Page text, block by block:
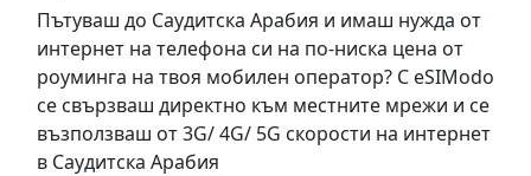
Пътуваш до Саудитска Арабия и имаш нужда от
интернет на телефона си на по-ниска цена от
роуминга на твоя мобилен оператор? С eSIModo
се свързваш директно към местните мрежи и се
възползваш от 3G/ 4G/ 5G скорости на интернет
в Саудитска Арабия